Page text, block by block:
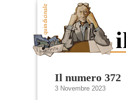
Il numero 372
3 Novembre 2023